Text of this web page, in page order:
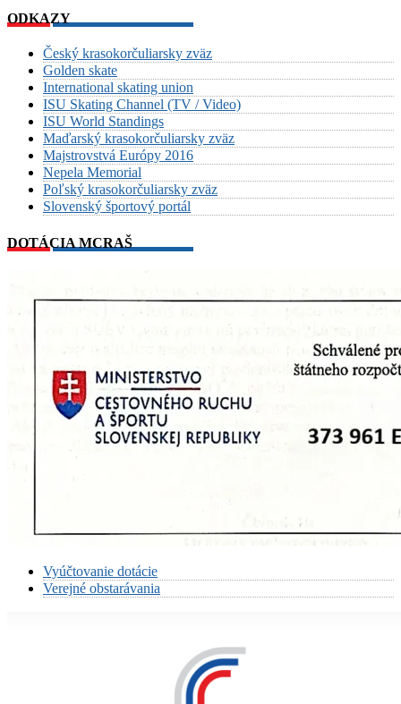
ODKAZY
Český krasokorčuliarsky zväz
Golden skate
International skating union
ISU Skating Channel (TV / Video)
ISU World Standings
Maďarský krasokorčuliarsky zväz
Majstrovstvá Európy 2016
Nepela Memorial
Poľský krasokorčuliarsky zväz
Slovenský športový portál
DOTÁCIA MCRAŠ
Vyúčtovanie dotácie
Verejné obstarávania